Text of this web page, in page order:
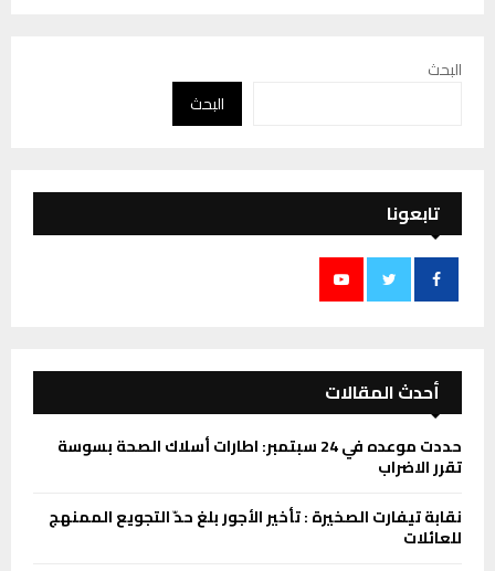
البحث
البحث
تابعونا
أحدث المقالات
حددت موعده في 24 سبتمبر: اطارات أسلاك الصحة بسوسة
تقرر الاضراب
نقابة تيفارت الصخيرة : تأخير الأجور بلغ حدّ التجويع الممنهج
للعائلات